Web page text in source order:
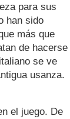
para sus
han sido
más que
de hacerse
se ve
usanza.
el juego. De